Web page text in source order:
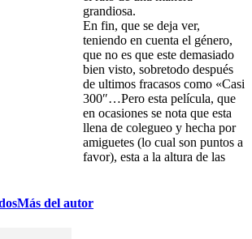
grandiosa.
En fin, que se deja ver,
teniendo en cuenta el género,
que no es que este demasiado
bien visto, sobretodo después
de ultimos fracasos como «Casi
300″…Pero esta película, que
en ocasiones se nota que esta
llena de colegueo y hecha por
amiguetes (lo cual son puntos a
favor), esta a la altura de las
Más del autor